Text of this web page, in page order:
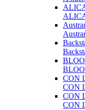
CON
CON
CON
CON